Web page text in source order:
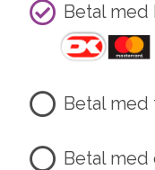
Betal
Betal med
Betal med